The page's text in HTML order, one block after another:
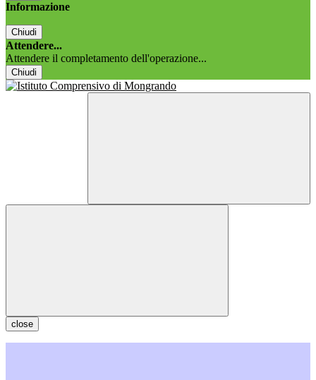
Informazione
Chiudi
Attendere...
Attendere il completamento dell'operazione...
Chiudi
close